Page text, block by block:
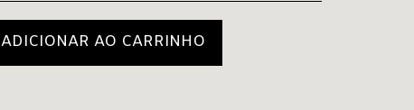
ADICIONAR AO CARRINHO